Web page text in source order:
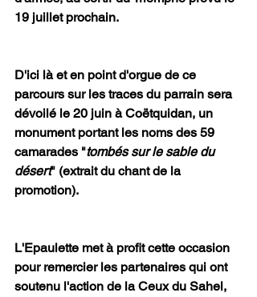
19 juillet prochain.
D'ici là et en point d'orgue de ce
parcours sur les traces du parrain sera
dévoilé le 20 juin à Coëtquidan, un
monument portant les noms des 59
camarades "tombés sur le sable du
désert" (extrait du chant de la
promotion).
L'Epaulette met à profit cette occasion
pour remercier les partenaires qui ont
soutenu l'action de la Ceux du Sahel,